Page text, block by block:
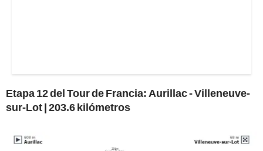
Etapa 12 del Tour de Francia: Aurillac - Villeneuve-
sur-Lot | 203.6 kilómetros